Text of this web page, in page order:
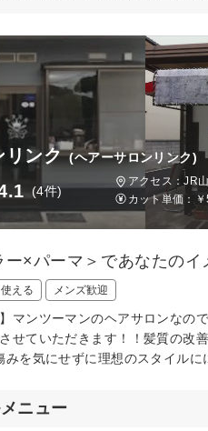
リンク (ヘアーサロンリンク)
(4件)
アクセス：JR
カット単価：
ー×パーマ＞であなたの
える メンズ歓迎
マンツーマンのヘアサロンな
せていただきます！！髪質の改
みを気にせずに理想のスタイルに
ニュー